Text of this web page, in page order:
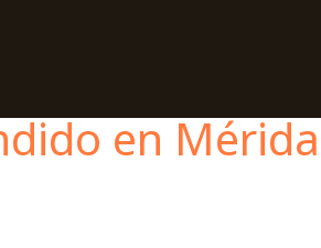
en Mérida